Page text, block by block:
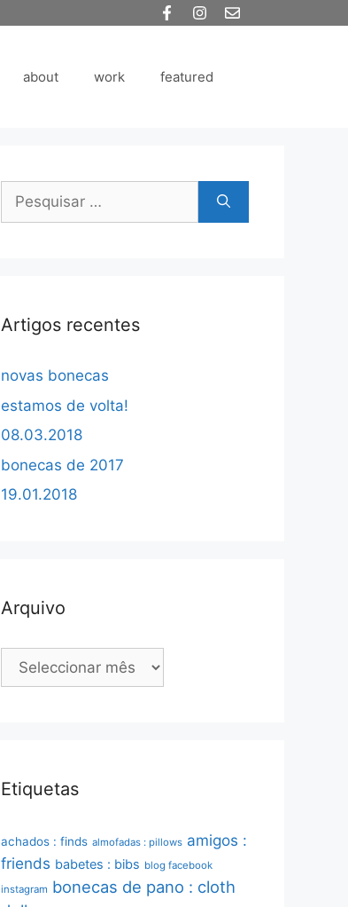
about work featured
Pesquisar
Artigos recentes
novas bonecas
estamos de volta!
08.03.2018
bonecas de 2017
19.01.2018
Arquivo
Arquivo
Etiquetas
achados : finds almofadas : pillows amigos :
friends babetes : bibs blog facebook
instagram bonecas de pano : cloth